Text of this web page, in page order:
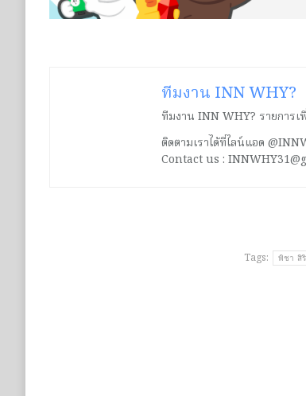
ทีมงาน INN WHY?
ทีมงาน INN WHY? รายการ
ติดตามเราได้ที่ไลน์แอด
Contact us :
Tags:
พิชา สิ